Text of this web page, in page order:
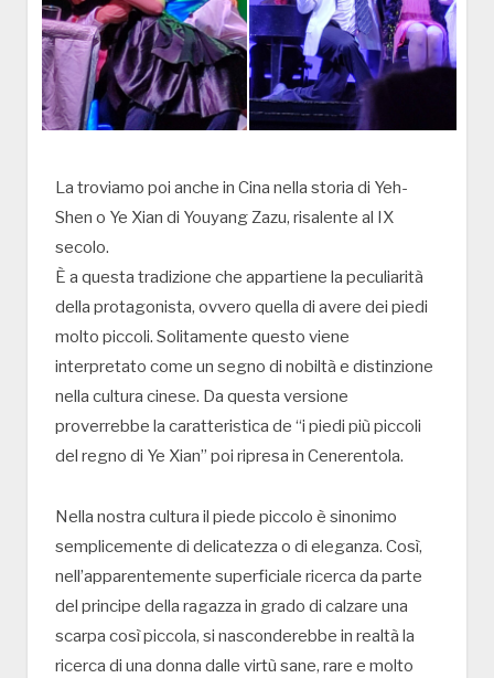
La troviamo poi anche in Cina nella storia di Yeh-
Shen o Ye Xian di Youyang Zazu, risalente al IX
secolo.
È a questa tradizione che appartiene la peculiarità
della protagonista, ovvero quella di avere dei piedi
molto piccoli. Solitamente questo viene
interpretato come un segno di nobiltà e distinzione
nella cultura cinese. Da questa versione
proverrebbe la caratteristica de “i piedi più piccoli
del regno di Ye Xian” poi ripresa in Cenerentola.
Nella nostra cultura il piede piccolo è sinonimo
semplicemente di delicatezza o di eleganza. Così,
nell’apparentemente superficiale ricerca da parte
del principe della ragazza in grado di calzare una
scarpa così piccola, si nasconderebbe in realtà la
ricerca di una donna dalle virtù sane, rare e molto